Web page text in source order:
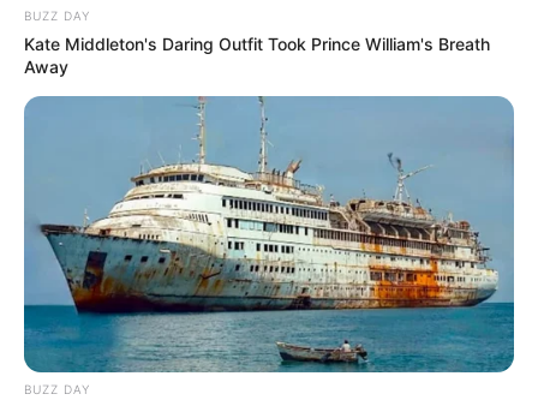
BUZZ DAY
Kate Middleton's Daring Outfit Took Prince William's Breath
Away
BUZZ DAY